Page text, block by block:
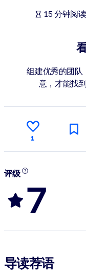
面向人工智能系统
15 分钟阅读
组建优秀的团队
意，才能找
1
评级
7
导读荐语